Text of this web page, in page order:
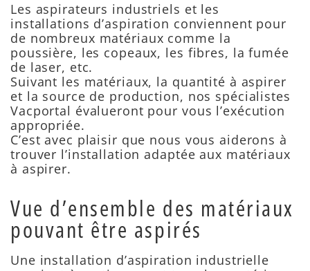
Les aspirateurs industriels et les
installations d’aspiration conviennent pour
de nombreux matériaux comme la
poussière, les copeaux, les fibres, la fumée
de laser, etc.
Suivant les matériaux, la quantité à aspirer
et la source de production, nos spécialistes
Vacportal évalueront pour vous l’exécution
appropriée.
C’est avec plaisir que nous vous aiderons à
trouver l’installation adaptée aux matériaux
à aspirer.
Vue d’ensemble des matériaux
pouvant être aspirés
Une installation d’aspiration industrielle